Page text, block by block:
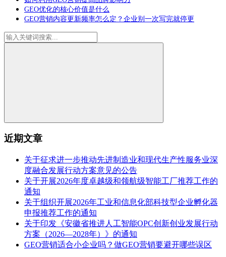
GEO优化的核心价值是什么
GEO营销内容更新频率怎么定？企业别一次写完就停更
近期文章
关于征求进一步推动先进制造业和现代生产性服务业深
度融合发展行动方案意见的公告
关于开展2026年度卓越级和领航级智能工厂推荐工作的
通知
关于组织开展2026年工业和信息化部科技型企业孵化器
申报推荐工作的通知
关于印发《安徽省推进人工智能OPC创新创业发展行动
方案（2026—2028年）》的通知
GEO营销适合小企业吗？做GEO营销要避开哪些误区